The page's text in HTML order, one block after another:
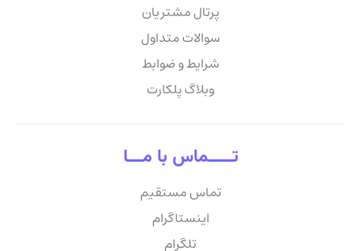
پرتال مشتریان
سوالات متداول
شرایط و ضوابط
وبلاگ پلکارت
تـــــماس با مـــا
تماس مستقیم
اینستاگرام
تلگرام